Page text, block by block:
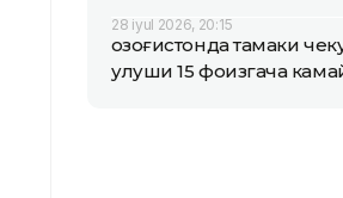
28 iyul 2026, 20:15
Қозоғистонда тамаки
улуши 15 фоизгача